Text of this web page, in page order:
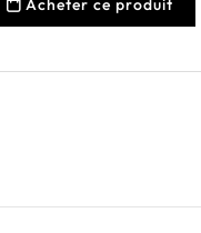
Acheter ce produit